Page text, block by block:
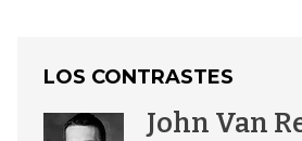
LOS CONTRASTES
John Van